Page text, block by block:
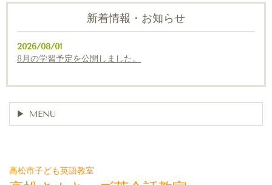
新着情報・お知らせ
2026/08/01
8月の学習予定を公開しました。
MENU
高松市子ども英語教室